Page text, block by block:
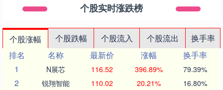
个股实时涨跌榜
个股涨幅 个股跌幅 个股流入 个股流出
换手率
排名
名称 最新价 涨幅
换手率
1
N展芯 116.52 396.89% 79.39%
2 锐翔智能 110.02 20.21% 16.80%